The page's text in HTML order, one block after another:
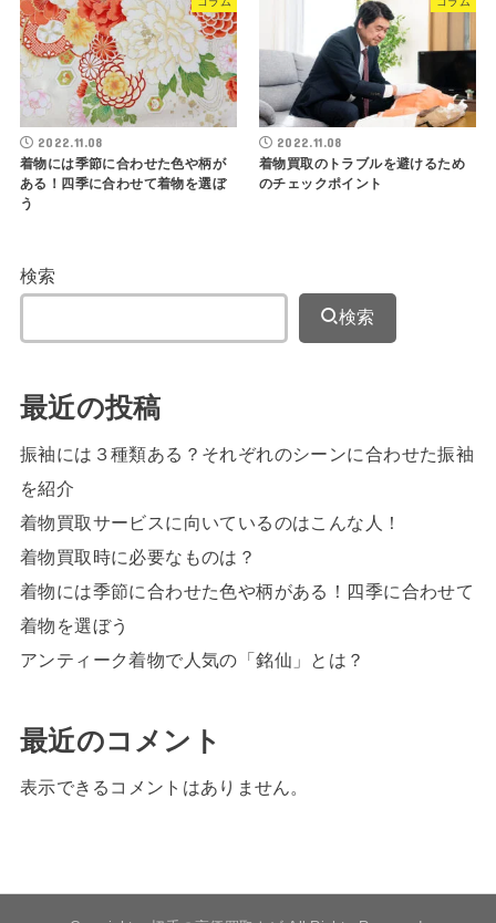
2022.11.08
着物には季節に合わせた色や柄が
ある！四季に合わせて着物を選ぼ
う
2022.11.08
着物買取のトラブルを避けるため
のチェックポイント
検索
検索
最近の投稿
振袖には３種類ある？それぞれのシーンに合わせた振袖
を紹介
着物買取サービスに向いているのはこんな人！
着物買取時に必要なものは？
着物には季節に合わせた色や柄がある！四季に合わせて
着物を選ぼう
アンティーク着物で人気の「銘仙」とは？
最近のコメント
表示できるコメントはありません。